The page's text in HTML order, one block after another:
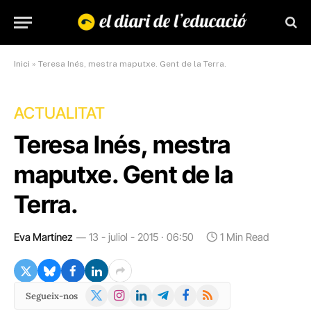
Inici » Teresa Inés, mestra maputxe. Gent de la Terra.
ACTUALITAT
Teresa Inés, mestra
maputxe. Gent de la
Terra.
Eva Martínez 13 - juliol - 2015 · 06:50 1 Min Read
Segueix-nos
X
Instagram
LinkedInTelegramFacebook
RSS